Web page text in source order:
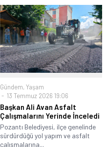
Gündem, Yaşam
13 Temmuz 2026 19:06
Başkan Ali Avan Asfalt
Çalışmalarını Yerinde İnceledi
Pozantı Belediyesi, ilçe genelinde
sürdürdüğü yol yapım ve asfalt
çalışmalarına...